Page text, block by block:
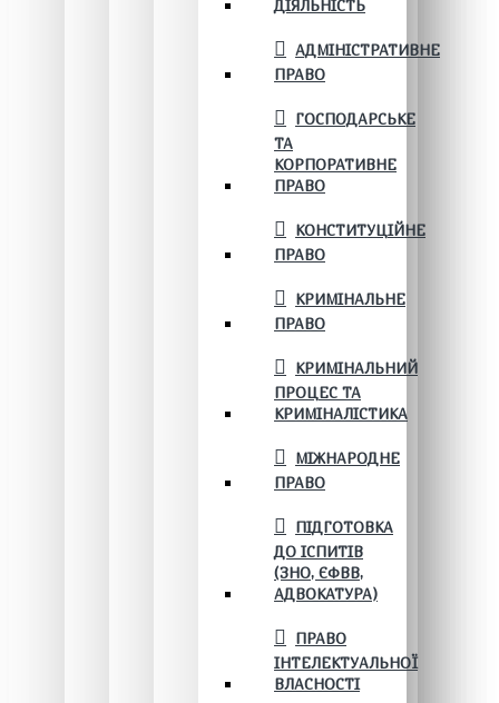
ДІЯЛЬНІСТЬ
АДМІНІСТРАТИВНЕ
ПРАВО
ГОСПОДАРСЬКЕ
ТА
КОРПОРАТИВНЕ
ПРАВО
КОНСТИТУЦІЙНЕ
ПРАВО
КРИМІНАЛЬНЕ
ПРАВО
КРИМІНАЛЬНИЙ
ПРОЦЕС ТА
КРИМІНАЛІСТИКА
МІЖНАРОДНЕ
ПРАВО
ПІДГОТОВКА
ДО ІСПИТІВ
(ЗНО, ЄФВВ,
АДВОКАТУРА)
ПРАВО
ІНТЕЛЕКТУАЛЬНОЇ
ВЛАСНОСТІ